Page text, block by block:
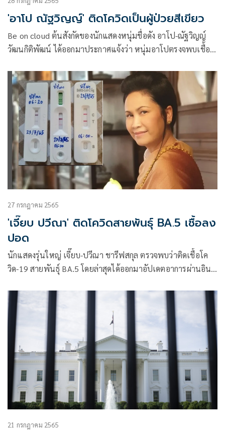
'อาโป ณัฐวิญญ์' ติดโควิดเป็นผู้ป่วยสีเขียว
Be on cloud ต้นสังกัดของนักแสดงหนุ่มชื่อดัง อาโป-ณัฐวิญญ์
วัฒนกิติพัฒน์ ได้ออกมาประกาศแจ้งว่า หนุ่มอาโปตรงจพบเชื้อ
27 กรกฎาคม 2565
'เจี๊ยบ ปวีณา' ติดโควิดสายพันธุ์ BA.5 เชื้อลง
ปอด
นักแสดงรุ่นใหญ่ เจี๊ยบ-ปวีณา ชารีฟสกุล ตรวจพบว่าติดเชื้อโค
วิด-19 สายพันธุ์ BA.5 โดยล่าสุดได้ออกมาอัปเดตอาการผ่านอินส
21 กรกฎาคม 2565